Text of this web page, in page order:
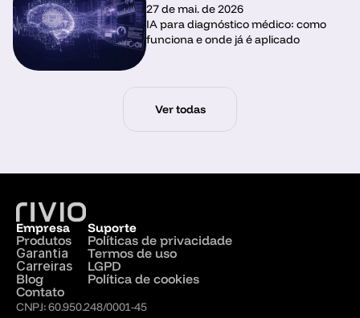
27 de mai. de 2026
IA para diagnóstico médico: como
funciona e onde já é aplicado
Ver todas
Empresa
Produtos
Garantia
Carreiras
Blog
Contato
Suporte
Políticas de privacidade
Termos de uso
LGPD
Política de cookies
CNPJ: 60.950.248/0001-45